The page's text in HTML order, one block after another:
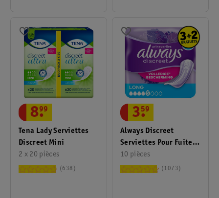
Tena Lady Serviettes
Discreet Mini
2 x 20 pièces
8.
99
638
Always Discreet
Serviettes Pour Fuites
Urinaires Long
10 pièces
3.
59
1073